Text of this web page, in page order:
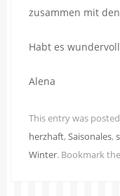
zusammen mit
Habt es
Alena
This entry was
herzhaft, Saisonales,
Winter. Bookmark the